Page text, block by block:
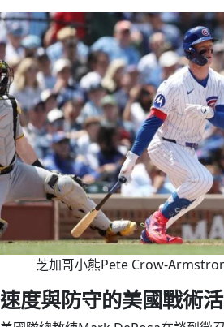
芝加哥小熊Pete Crow-
速度與防守的美國戰術